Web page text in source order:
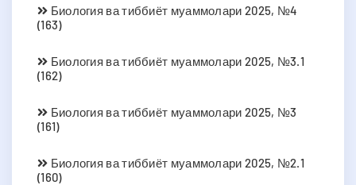
Биология ва тиббиёт муаммолари 2025, №4
(163)
Биология ва тиббиёт муаммолари 2025, №3.1
(162)
Биология ва тиббиёт муаммолари 2025, №3
(161)
Биология ва тиббиёт муаммолари 2025, №2.1
(160)